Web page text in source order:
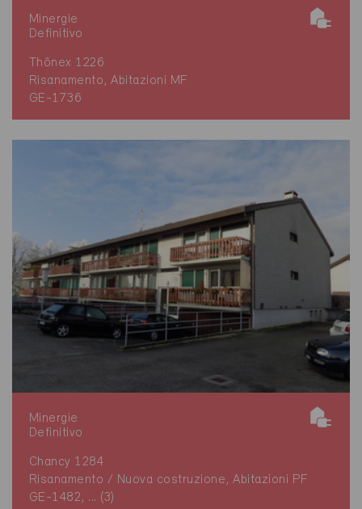
Minergie
Definitivo
Thônex 1226
Risanamento, Abitazioni MF
GE-1736
Minergie
Definitivo
Chancy 1284
Risanamento / Nuova costruzione, Abitazioni PF
GE-1482, ... (3)